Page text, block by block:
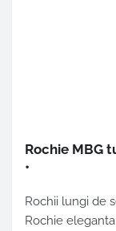
Rochie MBG
•
Rochii lungi de
Rochie